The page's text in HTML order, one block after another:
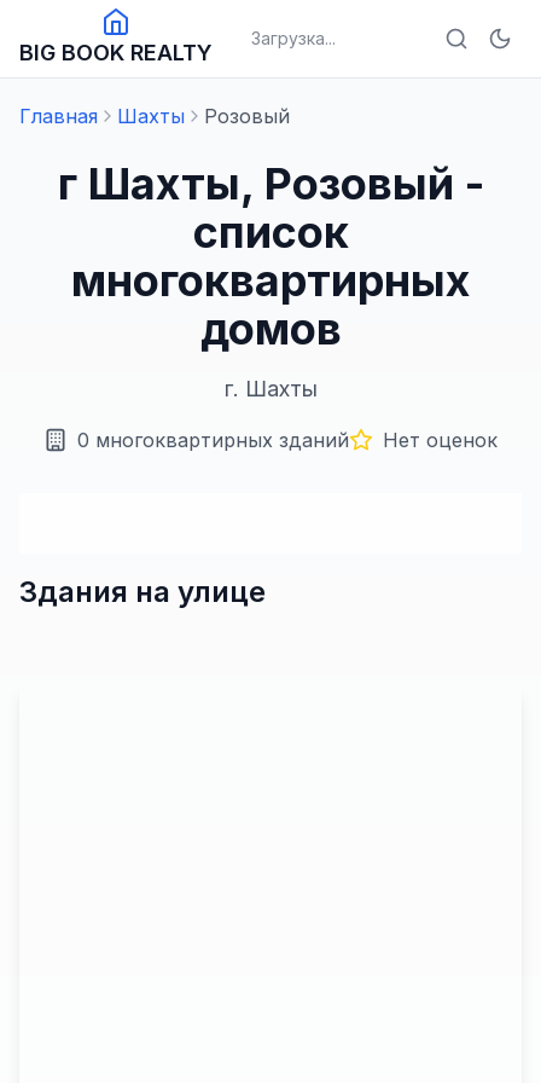
BIG BOOK REALTY
Загрузка...
Главная Шахты Розовый
г Шахты, Розовый -
список
многоквартирных
домов
г. Шахты
0 многоквартирных зданий Нет оценок
Здания на улице